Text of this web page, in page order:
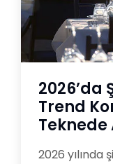
2026’da
Trend
Teknede
2026